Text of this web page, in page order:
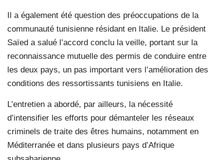
Il a également été question des préoccupations de la
communauté tunisienne résidant en Italie. Le président
Saïed a salué l’accord conclu la veille, portant sur la
reconnaissance mutuelle des permis de conduire entre
les deux pays, un pas important vers l’amélioration des
conditions des ressortissants tunisiens en Italie.
L’entretien a abordé, par ailleurs, la nécessité
d’intensifier les efforts pour démanteler les réseaux
criminels de traite des êtres humains, notamment en
Méditerranée et dans plusieurs pays d’Afrique